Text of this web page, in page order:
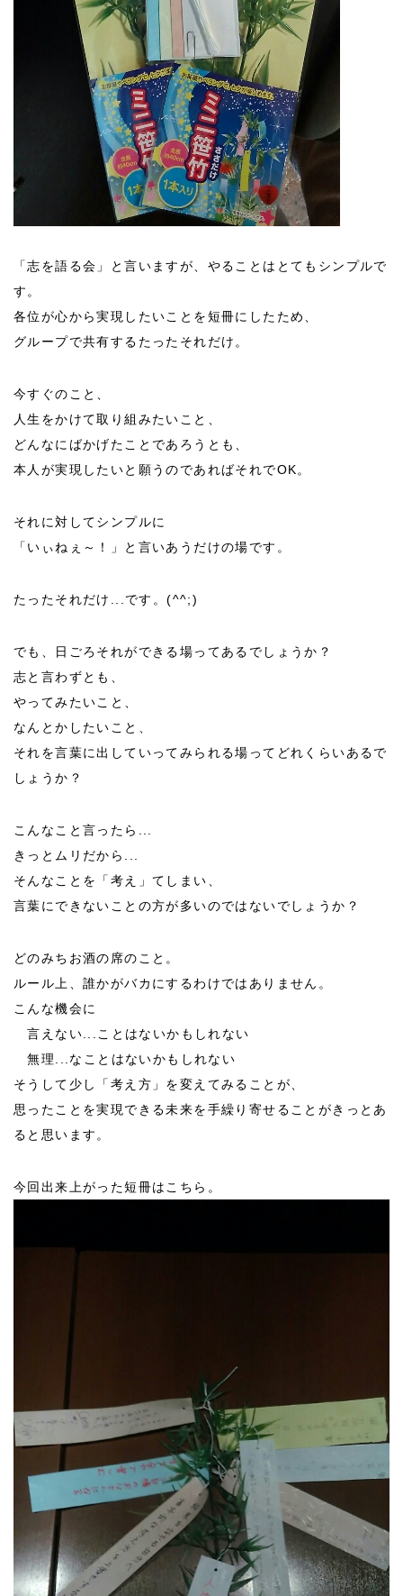
「志を語る会」と言いますが、やることはとてもシンプルで
す。
各位が心から実現したいことを短冊にしたため、
グループで共有するたったそれだけ。
今すぐのこと、
人生をかけて取り組みたいこと、
どんなにばかげたことであろうとも、
本人が実現したいと願うのであればそれでOK。
それに対してシンプルに
「いぃねぇ～！」と言いあうだけの場です。
たったそれだけ...です。(^^;)
でも、日ごろそれができる場ってあるでしょうか？
志と言わずとも、
やってみたいこと、
なんとかしたいこと、
それを言葉に出していってみられる場ってどれくらいあるで
しょうか？
こんなこと言ったら...
きっとムリだから...
そんなことを「考え」てしまい、
言葉にできないことの方が多いのではないでしょうか？
どのみちお酒の席のこと。
ルール上、誰かがバカにするわけではありません。
こんな機会に
言えない...ことはないかもしれない
無理...なことはないかもしれない
そうして少し「考え方」を変えてみることが、
思ったことを実現できる未来を手繰り寄せることがきっとあ
ると思います。
今回出来上がった短冊はこちら。